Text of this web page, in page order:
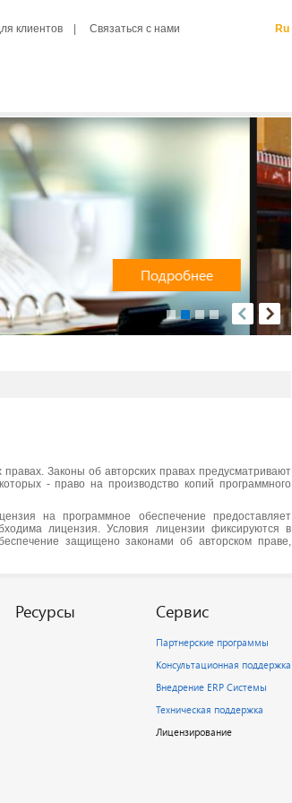
клиентов Связаться с нами Ru
Законы об авторских правах предусматривают
- право на производство копий программного
на программное обеспечение предоставляет
лицензия. Условия лицензии фиксируются в
защищено законами об авторском праве,
Ресурсы Сервис
Партнерские программы
Консультационная поддержка
Внедрение ERP Системы
Техническая поддержка
Лицензирование